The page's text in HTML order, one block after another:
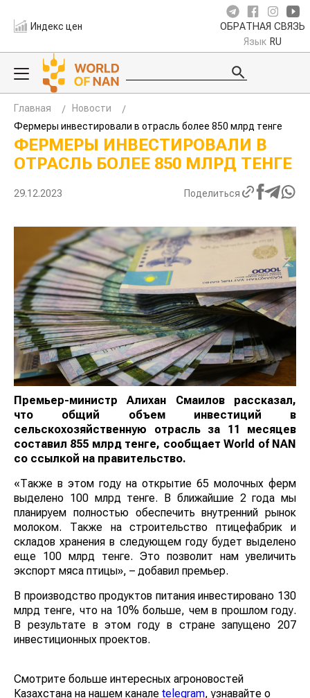
Индекс цен ОБРАТНАЯ СВЯЗЬ
Язык RU
Главная
Новости
Фермеры инвестировали в отрасль более 850 млрд тенге
ФЕРМЕРЫ ИНВЕСТИРОВАЛИ В
ОТРАСЛЬ БОЛЕЕ 850 МЛРД ТЕНГЕ
29.12.2023 Поделиться
Премьер-министр Алихан Смаилов рассказал,
что общий объем инвестиций в
сельскохозяйственную отрасль за 11 месяцев
составил 855 млрд тенге, сообщает World of NAN
со ссылкой на правительство.
«Также в этом году на открытие 65 молочных ферм
выделено 100 млрд тенге. В ближайшие 2 года мы
планируем полностью обеспечить внутренний рынок
молоком. Также на строительство птицефабрик и
складов хранения в следующем году будет выделено
еще 100 млрд тенге. Это позволит нам увеличить
экспорт мяса птицы», – добавил премьер.
В производство продуктов питания инвестировано 130
млрд тенге, что на 10% больше, чем в прошлом году.
В результате в этом году в стране запущено 207
инвестиционных проектов.
Смотрите больше интересных агроновостей
Казахстана на нашем канале telegram, узнавайте о